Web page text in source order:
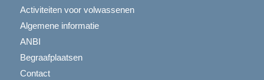
Activiteiten voor volwassenen
Algemene informatie
ANBI
Begraafplaatsen
Contact